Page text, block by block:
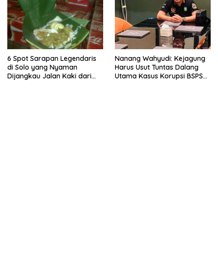
6 Spot Sarapan Legendaris
di Solo yang Nyaman
Dijangkau Jalan Kaki dari
Nanang Wahyudi: Kejagung
Harus Usut Tuntas Dalang
Utama Kasus Korupsi BSPS